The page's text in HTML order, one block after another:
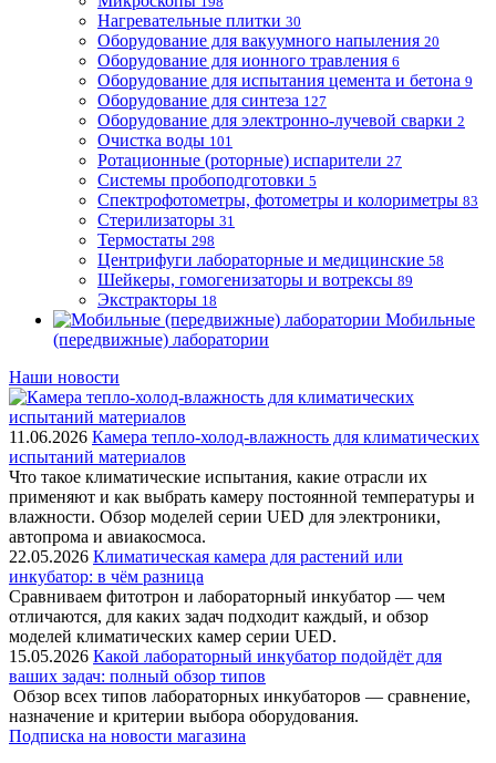
Нагревательные плитки 30
Оборудование для вакуумного напыления 20
Оборудование для ионного травления 6
Оборудование для испытания цемента и бетона 9
Оборудование для синтеза 127
Оборудование для электронно-лучевой сварки 2
Очистка воды 101
Ротационные (роторные) испарители 27
Системы пробоподготовки 5
Спектрофотометры, фотометры и колориметры 83
Стерилизаторы 31
Термостаты 298
Центрифуги лабораторные и медицинские 58
Шейкеры, гомогенизаторы и вотрексы 89
Экстракторы 18
Мобильные
(передвижные) лаборатории
Наши новости
11.06.2026 Камера тепло-холод-влажность для климатических
испытаний материалов
Что такое климатические испытания, какие отрасли их
применяют и как выбрать камеру постоянной температуры и
влажности. Обзор моделей серии UED для электроники,
автопрома и авиакосмоса.
22.05.2026 Климатическая камера для растений или
инкубатор: в чём разница
Сравниваем фитотрон и лабораторный инкубатор — чем
отличаются, для каких задач подходит каждый, и обзор
моделей климатических камер серии UED.
15.05.2026 Какой лабораторный инкубатор подойдёт для
ваших задач: полный обзор типов
Обзор всех типов лабораторных инкубаторов — сравнение,
назначение и критерии выбора оборудования.
Подписка на новости магазина